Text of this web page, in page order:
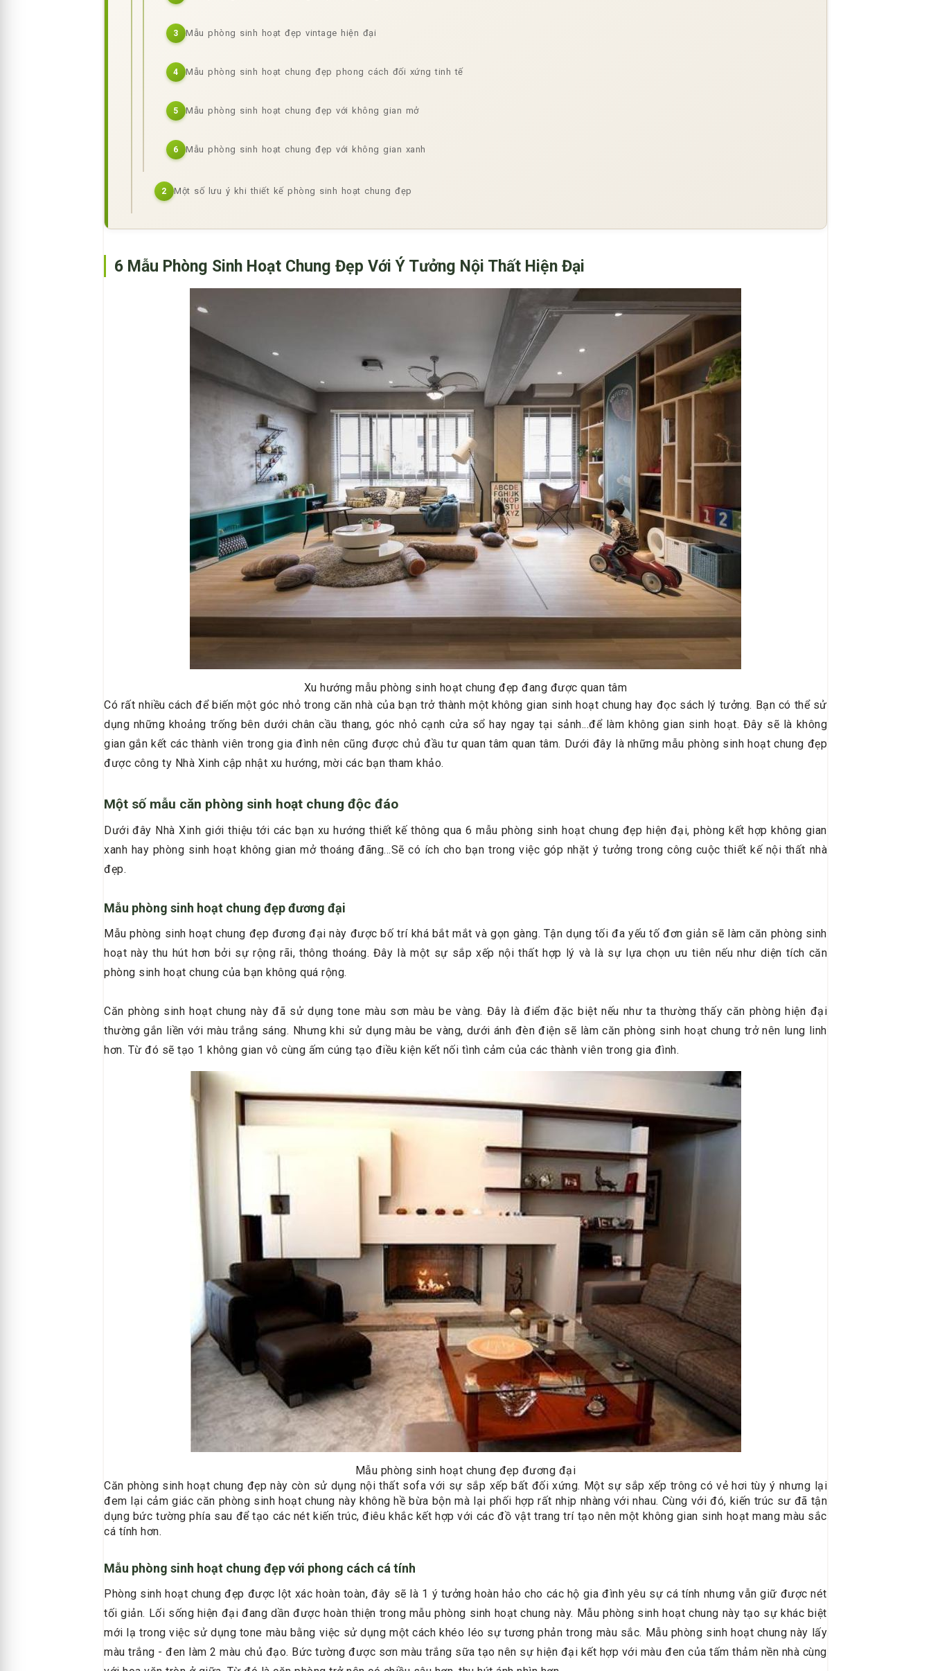
3 Mẫu phòng sinh hoạt đẹp vintage hiện đại
4 Mẫu phòng sinh hoạt chung đẹp phong cách đối xứng tinh tế
5 Mẫu phòng sinh hoạt chung đẹp với không gian mở
6 Mẫu phòng sinh hoạt chung đẹp với không gian xanh
2 Một số lưu ý khi thiết kế phòng sinh hoạt chung đẹp
6 Mẫu Phòng Sinh Hoạt Chung Đẹp Với Ý Tưởng Nội Thất Hiện Đại
Xu hướng mẫu phòng sinh hoạt chung đẹp đang được quan tâm
Có rất nhiều cách để biến một góc nhỏ trong căn nhà của bạn trở thành một không gian sinh hoạt chung hay đọc sách lý tưởng. Bạn có thể sử
dụng những khoảng trống bên dưới chân cầu thang, góc nhỏ cạnh cửa sổ hay ngay tại sảnh...để làm không gian sinh hoạt. Đây sẽ là không
gian gắn kết các thành viên trong gia đình nên cũng được chủ đầu tư quan tâm quan tâm. Dưới đây là những mẫu phòng sinh hoạt chung đẹp
được công ty Nhà Xinh cập nhật xu hướng, mời các bạn tham khảo.
Một số mẫu căn phòng sinh hoạt chung độc đáo
Dưới đây Nhà Xinh giới thiệu tới các bạn xu hướng thiết kế thông qua 6 mẫu phòng sinh hoạt chung đẹp hiện đại, phòng kết hợp không gian
xanh hay phòng sinh hoạt không gian mở thoáng đãng...Sẽ có ích cho bạn trong việc góp nhặt ý tưởng trong công cuộc thiết kế nội thất nhà
đẹp.
Mẫu phòng sinh hoạt chung đẹp đương đại
Mẫu phòng sinh hoạt chung đẹp đương đại này được bố trí khá bắt mắt và gọn gàng. Tận dụng tối đa yếu tố đơn giản sẽ làm căn phòng sinh
hoạt này thu hút hơn bởi sự rộng rãi, thông thoáng. Đây là một sự sắp xếp nội thất hợp lý và là sự lựa chọn ưu tiên nếu như diện tích căn
phòng sinh hoạt chung của bạn không quá rộng.
Căn phòng sinh hoạt chung này đã sử dụng tone màu sơn màu be vàng. Đây là điểm đặc biệt nếu như ta thường thấy căn phòng hiện đại
thường gắn liền với màu trắng sáng. Nhưng khi sử dụng màu be vàng, dưới ánh đèn điện sẽ làm căn phòng sinh hoạt chung trở nên lung linh
hơn. Từ đó sẽ tạo 1 không gian vô cùng ấm cúng tạo điều kiện kết nối tình cảm của các thành viên trong gia đình.
Mẫu phòng sinh hoạt chung đẹp đương đại
Căn phòng sinh hoạt chung đẹp này còn sử dụng nội thất sofa với sự sắp xếp bất đối xứng. Một sự sắp xếp trông có vẻ hơi tùy ý nhưng lại
đem lại cảm giác căn phòng sinh hoạt chung này không hề bừa bộn mà lại phối hợp rất nhịp nhàng với nhau. Cùng với đó, kiến trúc sư đã tận
dụng bức tường phía sau để tạo các nét kiến trúc, điêu khắc kết hợp với các đồ vật trang trí tạo nên một không gian sinh hoạt mang màu sắc
cá tính hơn.
Mẫu phòng sinh hoạt chung đẹp với phong cách cá tính
Phòng sinh hoạt chung đẹp được lột xác hoàn toàn, đây sẽ là 1 ý tưởng hoàn hảo cho các hộ gia đình yêu sự cá tính nhưng vẫn giữ được nét
tối giản. Lối sống hiện đại đang dần được hoàn thiện trong mẫu phòng sinh hoạt chung này. Mẫu phòng sinh hoạt chung này tạo sự khác biệt
mới lạ trong việc sử dụng tone màu bằng việc sử dụng một cách khéo léo sự tương phản trong màu sắc. Mẫu phòng sinh hoạt chung này lấy
màu trắng - đen làm 2 màu chủ đạo. Bức tường được sơn màu trắng sữa tạo nên sự hiện đại kết hợp với màu đen của tấm thảm nền nhà cùng